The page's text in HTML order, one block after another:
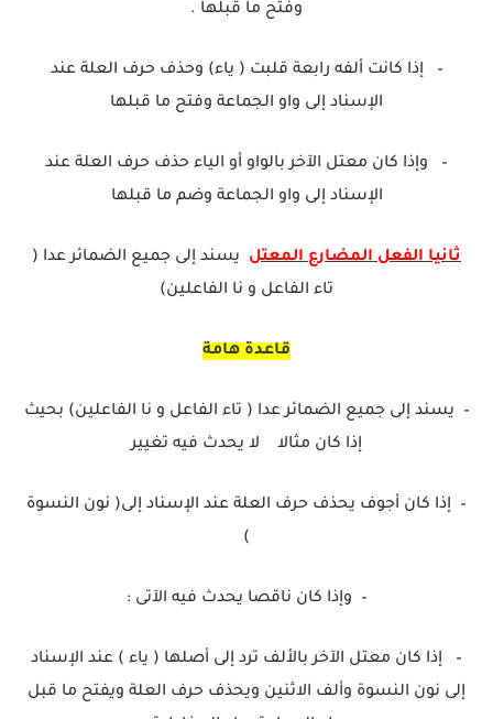
وفتح ما قبلها .
– إذا كانت ألفه رابعة قلبت ( ياء) وحذف حرف العلة عند
الإسناد إلى واو الجماعة وفتح ما قبلها
– وإذا كان معتل الآخر بالواو أو الياء حذف حرف العلة عند
الإسناد إلى واو الجماعة وضم ما قبلها
ثانيا الفعل المضارع المعتل
يسند إلى جميع الضمائر عدا (
تاء الفاعل و نا الفاعلين)
قاعدة هامة
– يسند إلى جميع الضمائر عدا ( تاء الفاعل و نا الفاعلين) بحيث
إذا كان مثالا لا يحدث فيه تغيير
– إذا كان أجوف يحذف حرف العلة عند الإسناد إلى( نون النسوة
)
– وإذا كان ناقصا يحدث فيه الآتى :
– إذا كان معتل الآخر بالألف ترد إلى أصلها ( ياء ) عند الإسناد
إلى نون النسوة وألف الاثنين ويحذف حرف العلة ويفتح ما قبل